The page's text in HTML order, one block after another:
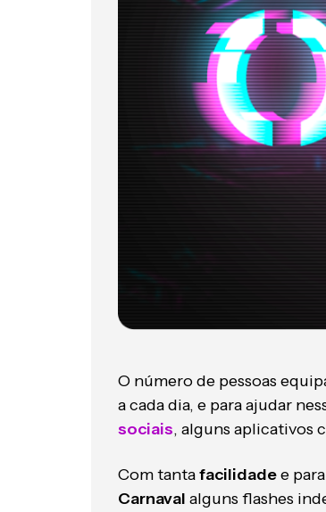
O número de pessoas
a cada dia, e para ajudar
sociais, alguns aplicativos
Com tantafacilidadee
Carnaval alguns flashes